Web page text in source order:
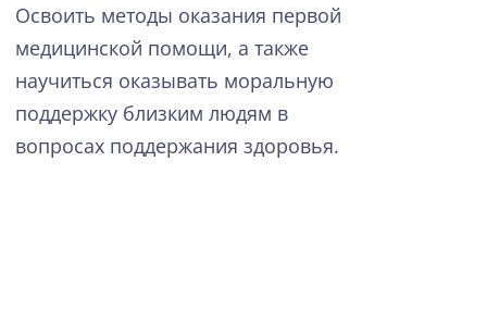
Освоить методы оказания первой
медицинской помощи, а также
научиться оказывать моральную
поддержку близким людям в
вопросах поддержания здоровья.